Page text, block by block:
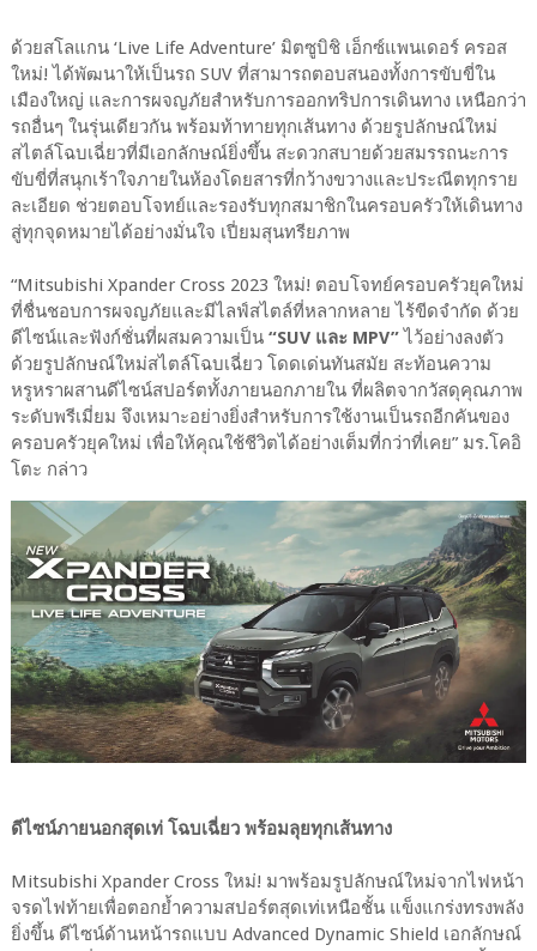
ด้วยสโลแกน ‘Live Life Adventure’ มิตซูบิชิ เอ็กซ์แพนเดอร์ ครอส
ใหม่! ได้พัฒนาให้เป็นรถ SUV ที่สามารถตอบสนองทั้งการขับขี่ใน
เมืองใหญ่ และการผจญภัยสำหรับการออกทริปการเดินทาง เหนือกว่า
รถอื่นๆ ในรุ่นเดียวกัน พร้อมท้าทายทุกเส้นทาง ด้วยรูปลักษณ์ใหม่
สไตล์โฉบเฉี่ยวที่มีเอกลักษณ์ยิ่งขึ้น สะดวกสบายด้วยสมรรถนะการ
ขับขี่ที่สนุกเร้าใจภายในห้องโดยสารที่กว้างขวางและประณีตทุกราย
ละเอียด ช่วยตอบโจทย์และรองรับทุกสมาชิกในครอบครัวให้เดินทาง
สู่ทุกจุดหมายได้อย่างมั่นใจ เปี่ยมสุนทรียภาพ
“Mitsubishi Xpander Cross 2023 ใหม่! ตอบโจทย์ครอบครัวยุคใหม่
ที่ชื่นชอบการผจญภัยและมีไลฟ์สไตล์ที่หลากหลาย ไร้ขีดจำกัด ด้วย
ดีไซน์และฟังก์ชั่นที่ผสมความเป็น “SUV และ MPV”ไว้อย่างลงตัว
ด้วยรูปลักษณ์ใหม่สไตล์โฉบเฉี่ยว โดดเด่นทันสมัย สะท้อนความ
หรูหราผสานดีไซน์สปอร์ตทั้งภายนอกภายใน ที่ผลิตจากวัสดุคุณภาพ
ระดับพรีเมี่ยม จึงเหมาะอย่างยิ่งสำหรับการใช้งานเป็นรถอีกคันของ
ครอบครัวยุคใหม่ เพื่อให้คุณใช้ชีวิตได้อย่างเต็มที่กว่าที่เคย” มร.โคอิ
โตะ กล่าว
ดีไซน์ภายนอกสุดเท่ โฉบเฉี่ยว พร้อมลุยทุกเส้นทาง
Mitsubishi Xpander Cross ใหม่! มาพร้อมรูปลักษณ์ใหม่จากไฟหน้า
จรดไฟท้ายเพื่อตอกย้ำความสปอร์ตสุดเท่เหนือชั้น แข็งแกร่งทรงพลัง
ยิ่งขึ้น ดีไซน์ด้านหน้ารถแบบ Advanced Dynamic Shield เอกลักษณ์